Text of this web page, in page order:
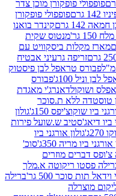
מוכן צדר
פופפולי פופקורן
קינדר בואנו
מנטוס שקית
ביסקוויט עם
גרעיני אבטיח
לבן פיסטוק
פבורס
אנרג'י מאגדת
ת.סוכר
150ג'
גולון
ש.שועל פירות
אורגני ביו
350ג'
סוכ'
מוזרים
א.מלך
גר'
ברילה